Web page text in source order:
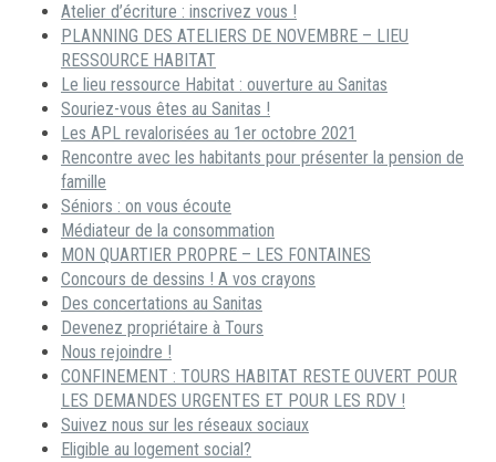
Atelier d’écriture : inscrivez vous !
PLANNING DES ATELIERS DE NOVEMBRE – LIEU
RESSOURCE HABITAT
Le lieu ressource Habitat : ouverture au Sanitas
Souriez-vous êtes au Sanitas !
Les APL revalorisées au 1er octobre 2021
Rencontre avec les habitants pour présenter la pension de
famille
Séniors : on vous écoute
Médiateur de la consommation
MON QUARTIER PROPRE – LES FONTAINES
Concours de dessins ! A vos crayons
Des concertations au Sanitas
Devenez propriétaire à Tours
Nous rejoindre !
CONFINEMENT : TOURS HABITAT RESTE OUVERT POUR
LES DEMANDES URGENTES ET POUR LES RDV !
Suivez nous sur les réseaux sociaux
Eligible au logement social?